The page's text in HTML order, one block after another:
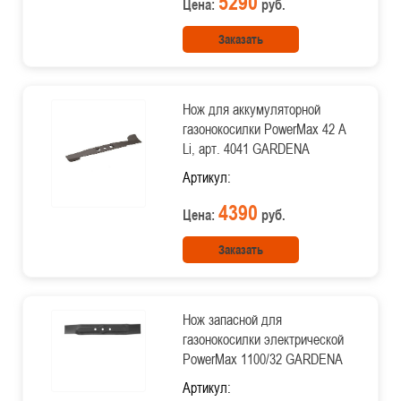
Заказать
Нож для аккумуляторной
газонокосилки PowerMax 42 A
Li, арт. 4041 GARDENA
Артикул:
Цена: 4390 руб.
Заказать
Нож запасной для
газонокосилки электрической
PowerMax 1100/32 GARDENA
Артикул: